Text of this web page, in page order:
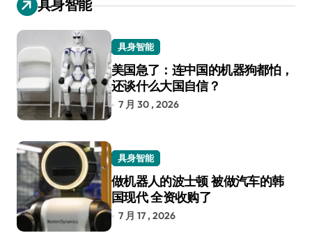
具身智能
具身智能
美国急了：连中国的机器狗都怕，
还谈什么大国自信？
7 月 30 , 2026
具身智能
做机器人的波士顿 被做汽车的韩
国现代 全资收购了
7 月 17 , 2026